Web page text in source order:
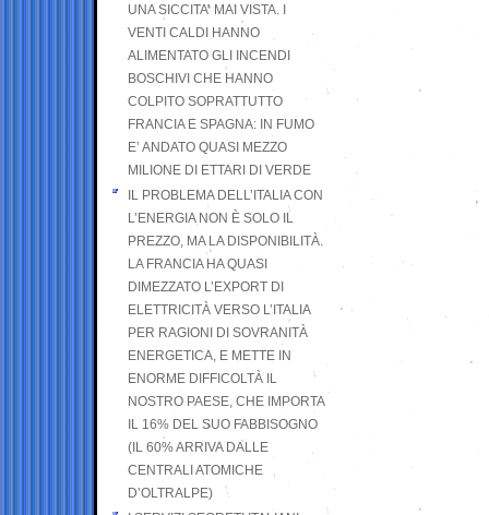
UNA SICCITA’ MAI VISTA. I
VENTI CALDI HANNO
ALIMENTATO GLI INCENDI
BOSCHIVI CHE HANNO
COLPITO SOPRATTUTTO
FRANCIA E SPAGNA: IN FUMO
E’ ANDATO QUASI MEZZO
MILIONE DI ETTARI DI VERDE
IL PROBLEMA DELL’ITALIA CON
L’ENERGIA NON È SOLO IL
PREZZO, MA LA DISPONIBILITÀ.
LA FRANCIA HA QUASI
DIMEZZATO L’EXPORT DI
ELETTRICITÀ VERSO L’ITALIA
PER RAGIONI DI SOVRANITÀ
ENERGETICA, E METTE IN
ENORME DIFFICOLTÀ IL
NOSTRO PAESE, CHE IMPORTA
IL 16% DEL SUO FABBISOGNO
(IL 60% ARRIVA DALLE
CENTRALI ATOMICHE
D’OLTRALPE)